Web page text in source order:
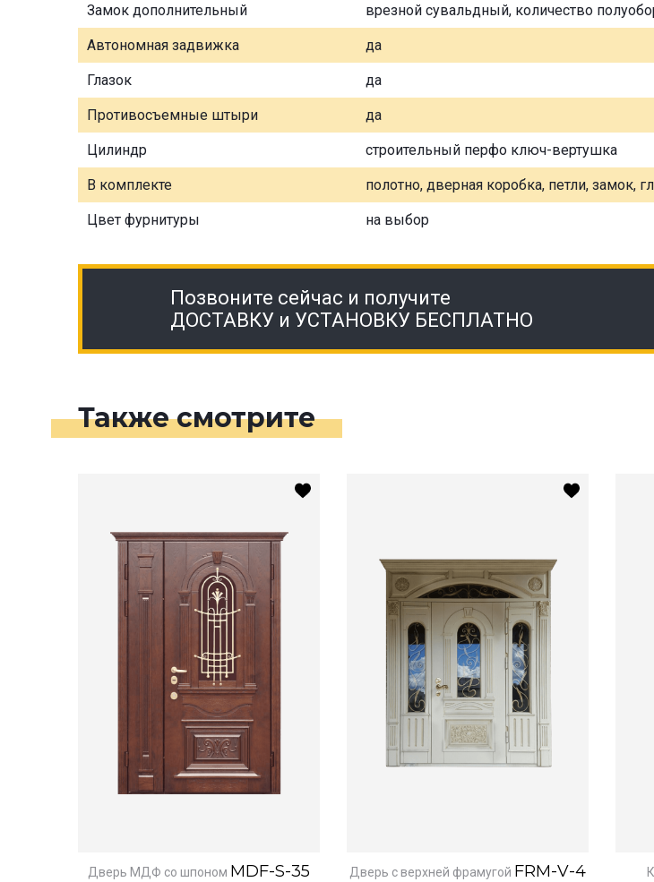
Замок дополнительный врезной сувальдный, количество
Автономная задвижка да
Глазок да
Противосъемные штыри да
Цилиндр строительный перфо ключ-вертушка
В комплекте полотно, дверная коробка, петли, замок,
Цвет фурнитуры на выбор
Позвоните сейчас и получите
ДОСТАВКУ и УСТАНОВКУ БЕСПЛАТНО
Также смотрите
Дверь МДФ со шпоном MDF-S-35 Дверь с верхней фрамугой FRM-V-4